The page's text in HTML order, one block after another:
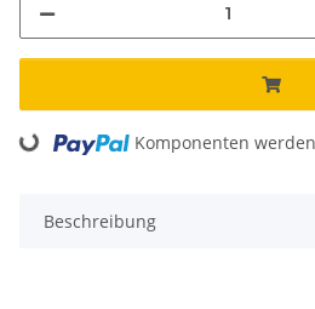
Loading... Komponenten
Beschreibung